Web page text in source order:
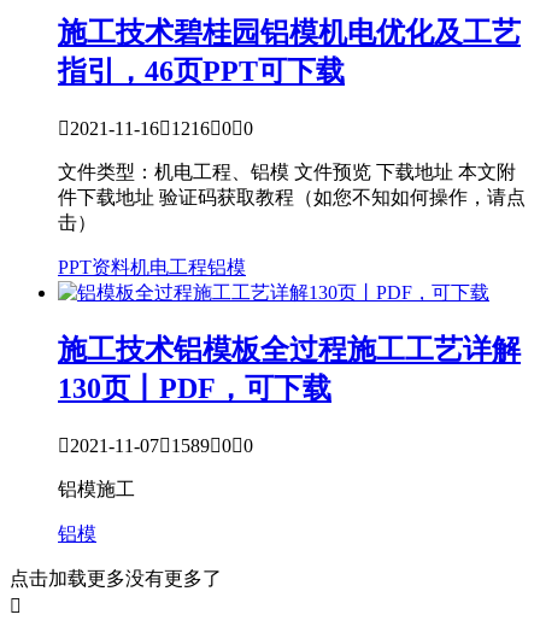
施工技术碧桂园铝模机电优化及工艺
指引，46页PPT可下载
2021-11-16121600
文件类型：机电工程、铝模 文件预览 下载地址 本文附
件下载地址 验证码获取教程（如您不知如何操作，请点
击）
PPT资料机电工程铝模
施工技术铝模板全过程施工工艺详解
130页丨PDF，可下载
2021-11-07158900
铝模施工
铝模
点击加载更多没有更多了
